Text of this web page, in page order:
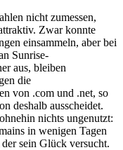
nicht zumessen,
Zwar konnte
einsammeln, aber bei
Sunrise-
aus, bleiben
die
von .com und .net, so
deshalb ausscheidet.
nichts ungenutzt:
in wenigen Tagen
sein Glück versucht.